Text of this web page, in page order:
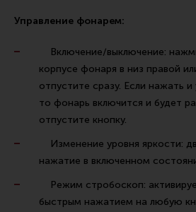
Управление фонарем:
Включение/выключение:
корпусе фонаря в низ правой
отпустите сразу. Если нажать и
то фонарь включится и будет
отпустите кнопку.
Изменение уровня яркости:
нажатие в включенном
Режим стробоскоп:
быстрым нажатием на любую